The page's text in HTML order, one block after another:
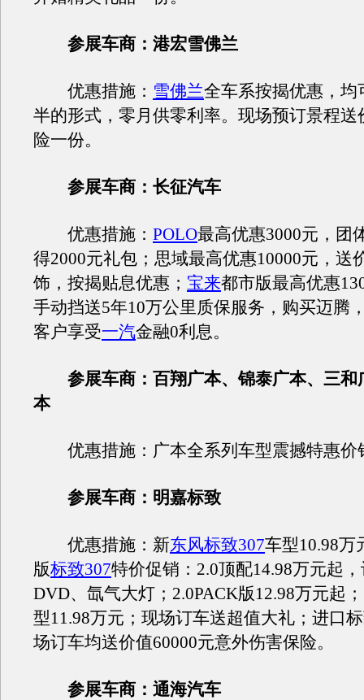
参展车商：港宏雪佛兰
优惠措施： 雪佛兰全车系按揭优惠，均
半的形式，零月供零利率。现场预订景程送
险一份。
参展车商：长征汽车
优惠措施： POLO最高优惠3000元，团
得2000元礼包；思域最高优惠10000元，送
饰，按揭贴息优惠； 宝来都市版最高优惠
手动挡送5年10万公里质保服务，购买迈腾
客户享受一汽金融0利息。
参展车商：百翔广本、锦泰广本、三和
本
优惠措施：广本全系列车型震撼特惠价
参展车商：明嘉标致
优惠措施：新东风标致307车型10.98万
版标致307特价促销：2.0顶配14.98万元起
DVD、氙气大灯；2.0PACK版12.98万元起
型11.98万元；现场订车送超值大礼；进口
场订车均送价值60000元意外伤害保险。
参展车商：通海汽车